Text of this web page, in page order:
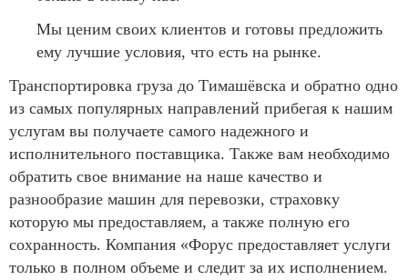
Мы ценим своих клиентов и готовы предложить
ему лучшие условия, что есть на рынке.
Транспортировка груза до Тимашёвска и обратно одно
из самых популярных направлений прибегая к нашим
услугам вы получаете самого надежного и
исполнительного поставщика. Также вам необходимо
обратить свое внимание на наше качество и
разнообразие машин для перевозки, страховку
которую мы предоставляем, а также полную его
сохранность. Компания «Форус предоставляет услуги
только в полном объеме и следит за их исполнением.